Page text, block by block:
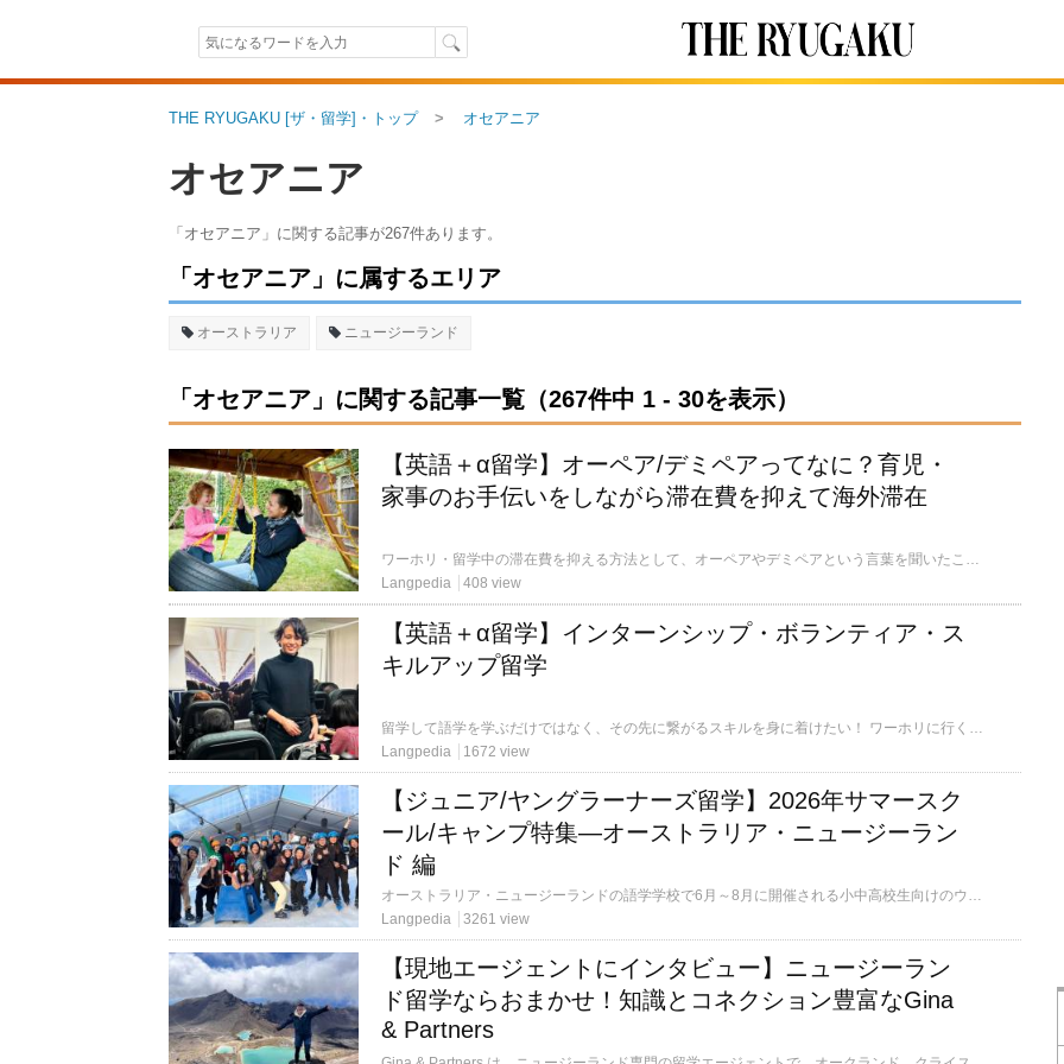
THE RYUGAKU [ザ・留学]・トップ オセアニア
オセアニア
「オセアニア」に関する記事が267件あります。
「オセアニア」に属するエリア
オーストラリア ニュージーランド
「オセアニア」に関する記事一覧（267件中 1 - 30を表示）
【英語＋α留学】オーペア/デミペアってなに？育児・
家事のお手伝いをしながら滞在費を抑えて海外滞在
ワーホリ・留学中の滞在費を抑える方法として、オーペアやデミペアという言葉を聞いたことがある方もいるでしょう。簡潔に言うと、住み込みで子供のお世話や家事のお手伝いをすることで、家賃が免除されたり、お給料がもらえるシステムです。 この記事では、オーペア/デミペアのメリット・デメリット、向いている人・いない人、オーペア/デミペアを申し込める学校・会社について解説します。
Langpedia
408 view
【英語＋α留学】インターンシップ・ボランティア・ス
キルアップ留学
留学して語学を学ぶだけではなく、その先に繋がるスキルを身に着けたい！ ワーホリに行く予定だけど、現地で仕事が見つかるか心配 海外で働く体験をしてみたい 英語＋αの留学をしたいけど、海外の専門学校に通う時間・予算の余裕がない そんな方におすすめしたいのは、インターンシップやボランティア、短期のスキルアップ留学です。 この記事では、ワーホリまたは観光ビザでできるインターンシップ、ボランティア、スキルアッププログラムをご紹介します。
Langpedia
1672 view
【ジュニア/ヤングラーナーズ留学】2026年サマースク
ール/キャンプ特集―オーストラリア・ニュージーラン
ド 編
オーストラリア・ニュージーランドの語学学校で6月～8月に開催される小中高校生向けのウィンターキャンプの情報をまとめて公開しています。今年の夏は、真夏の日本を飛び出して、南半球の冬を体験しみませんか？ （プログラム情報は随時追加していきます。）
Langpedia
3261 view
【現地エージェントにインタビュー】ニュージーラン
ド留学ならおまかせ！知識とコネクション豊富なGina
& Partners